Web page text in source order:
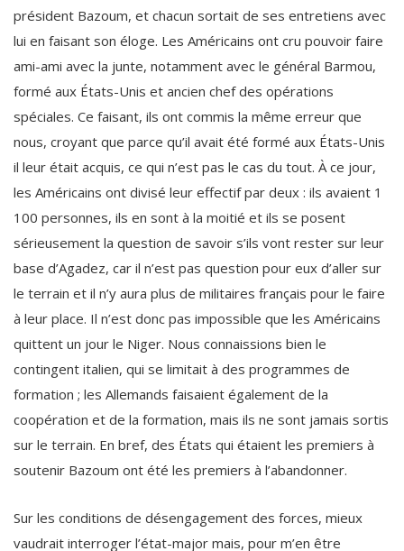
président Bazoum, et chacun sortait de ses entretiens avec
lui en faisant son éloge. Les Américains ont cru pouvoir faire
ami-ami avec la junte, notamment avec le général Barmou,
formé aux États-Unis et ancien chef des opérations
spéciales. Ce faisant, ils ont commis la même erreur que
nous, croyant que parce qu’il avait été formé aux États-Unis
il leur était acquis, ce qui n’est pas le cas du tout. À ce jour,
les Américains ont divisé leur effectif par deux : ils avaient 1
100 personnes, ils en sont à la moitié et ils se posent
sérieusement la question de savoir s’ils vont rester sur leur
base d’Agadez, car il n’est pas question pour eux d’aller sur
le terrain et il n’y aura plus de militaires français pour le faire
à leur place. Il n’est donc pas impossible que les Américains
quittent un jour le Niger. Nous connaissions bien le
contingent italien, qui se limitait à des programmes de
formation ; les Allemands faisaient également de la
coopération et de la formation, mais ils ne sont jamais sortis
sur le terrain. En bref, des États qui étaient les premiers à
soutenir Bazoum ont été les premiers à l’abandonner.
Sur les conditions de désengagement des forces, mieux
vaudrait interroger l’état-major mais, pour m’en être